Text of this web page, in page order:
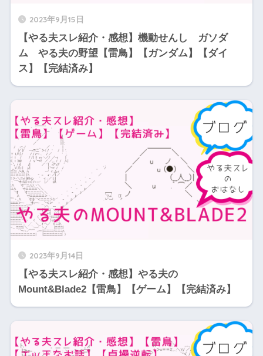
2023年9月15日
【やる夫スレ紹介・感想】機動せんし ガソダ
ム やる夫の野望【雷鳥】【ガンダム】【ダイ
ス】【完結済み】
2023年9月14日
【やる夫スレ紹介・感想】やる夫の
Mount&Blade2【雷鳥】【ゲーム】【完結済み】